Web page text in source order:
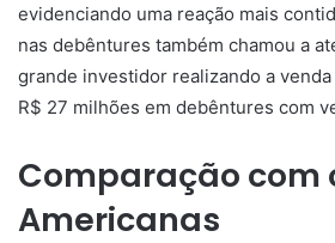
evidenciando uma reação mais
nas debêntures também chamou a
grande investidor realizando a
R$ 27 milhões em debêntures com
Comparação com
Americanas